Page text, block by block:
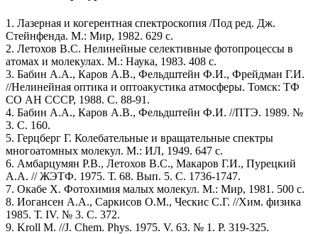
1. Лазерная и когерентная спектроскопия /Под ред. Дж.
Стейнфенда. М.: Мир, 1982. 629 с.
2. Летохов В.С. Нелинейные селективные фотопроцессы в
атомах и молекулах. М.: Наука, 1983. 408 с.
3. Бабин А.А., Каров А.В., Фельдштейн Ф.И., Фрейдман Г.И.
//Нелинейная оптика и оптоакустика атмосферы. Томск: ТФ
СО АН СССР, 1988. С. 88-91.
4. Бабин А.А., Каров А.В., Фельдштейн Ф.И. //ПТЭ. 1989. №
3. С. 160.
5. Герцберг Г. Колебательные и вращательные спектры
многоатомных молекул. М.: ИЛ, 1949. 647 с.
6. Амбарцумян Р.В., Летохов В.С., Макаров Г.И., Пурецкий
А.А. // ЖЭТФ. 1975. Т. 68. Вып. 5. С. 1736-1747.
7. Окабе X. Фотохимия малых молекул. М.: Мир, 1981. 500 с.
8. Иогансен А.А., Саркисов О.М., Ческис С.Г. //Хим. физика
1985. Т. IV. № 3. С. 372.
9. Kroll M. //J. Chem. Phys. 1975. V. 63. № 1. P. 319-325.